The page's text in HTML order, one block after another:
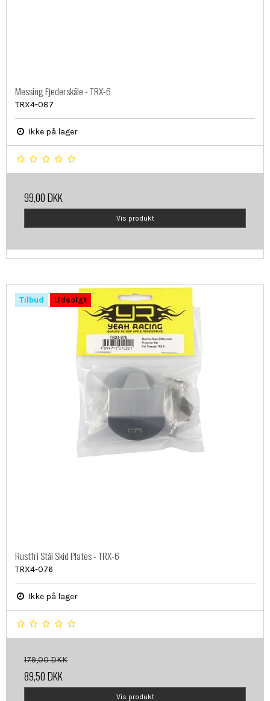
Messing Fjederskåle - TRX-6
TRX4-087
Ikke på lager
99,00 DKK
Vis produkt
Tilbud Udsolgt
Rustfri Stål Skid Plates - TRX-6
TRX4-076
Ikke på lager
179,00 DKK
89,50 DKK
Vis produkt